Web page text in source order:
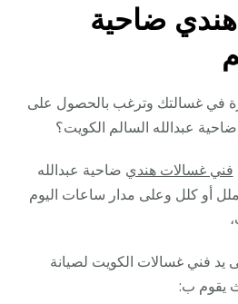
ضاحية
في غسالتك وترغب بالحصول على
عبدالله السالم الكويت؟
فني غسالات هندي ضاحية عبدالله
أو كلل وعلى مدار ساعات اليوم
يد فني غسالات الكويت لصيانة
يقوم ب: